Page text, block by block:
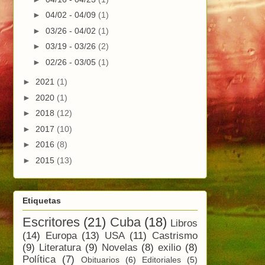
► 04/02 - 04/09 (1)
► 03/26 - 04/02 (1)
► 03/19 - 03/26 (2)
► 02/26 - 03/05 (1)
► 2021 (1)
► 2020 (1)
► 2018 (12)
► 2017 (10)
► 2016 (8)
► 2015 (13)
Etiquetas
Escritores (21) Cuba (18) Libros
(14)
Europa (13) USA (11) Castrismo
(9) Literatura (9) Novelas (8) exilio (8)
Política
(7) Obituarios (6) Editoriales (5)